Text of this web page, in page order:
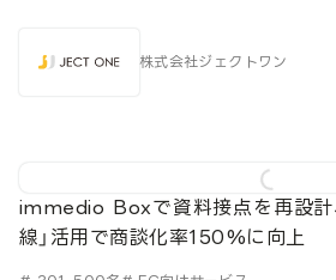
株式会社ジェクトワン
immedio Boxで資料接点を再設計
線」活用で商談化率150%に向上